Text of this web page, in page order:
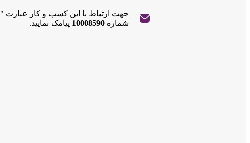
جهت ارتباط با این کسب و کار عبارت "
شماره 10008590 پیامک نمایید.